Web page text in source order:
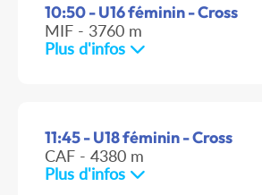
10:50 - U16 féminin - Cross
MIF - 3760 m
Plus d'infos
11:45 - U18 féminin - Cross
CAF - 4380 m
Plus d'infos